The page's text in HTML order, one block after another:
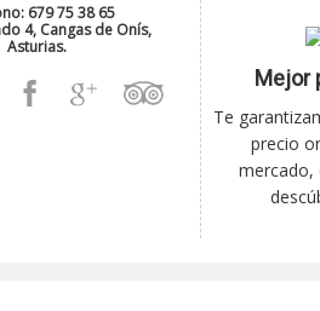
679 75 38 65
4, Cangas de Onís,
Asturias.
Mejor
Te
precio
mercado,